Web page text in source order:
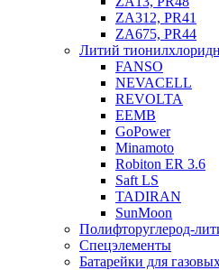
ZA312, PR41
ZA675, PR44
Литий
FANSO
NEVACELL
REVOLTA
EEMB
GoPower
Minamoto
Robiton ER 3.6
Saft LS
TADIRAN
SunMoon
Полифторуглерод-
Спецэлементы
Батарейки для